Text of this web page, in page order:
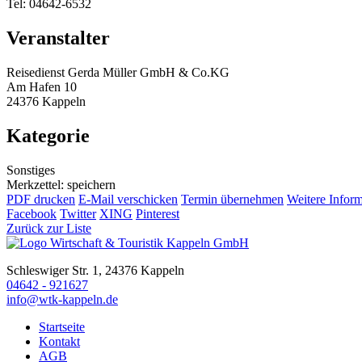
Tel: 04642-6532
Veranstalter
Reisedienst Gerda Müller GmbH & Co.KG
Am Hafen 10
24376 Kappeln
Kategorie
Sonstiges
Merkzettel: speichern
PDF drucken E-Mail verschicken Termin übernehmen Weitere
Facebook Twitter XING Pinterest
Zurück zur Liste
Schleswiger Str. 1, 24376 Kappeln
04642 - 921627
info@wtk-kappeln.de
Startseite
Kontakt
AGB